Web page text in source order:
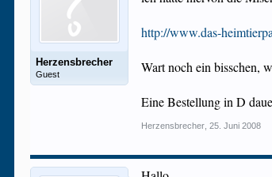
Herzensbrecher
Guest
http://www.das-
Wart noch ein bisschen,
Eine Bestellung in D
Herzensbrecher 25. Juni 2008